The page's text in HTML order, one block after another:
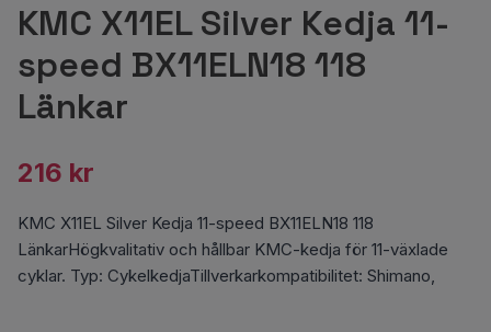
KMC X11EL Silver Kedja 11-
speed BX11ELN18 118
Länkar
216 kr
KMC X11EL Silver Kedja 11-speed BX11ELN18 118
LänkarHögkvalitativ och hållbar KMC-kedja för 11-växlade
cyklar. Typ: CykelkedjaTillverkarkompatibilitet: Shimano,